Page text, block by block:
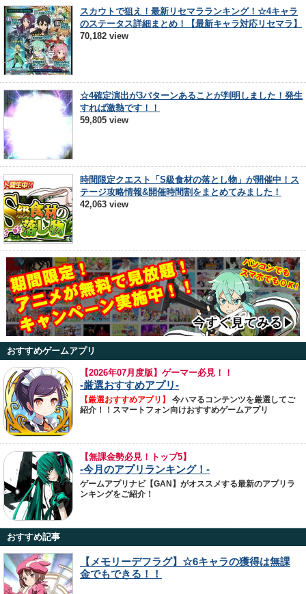
スカウトで狙え！最新リセマラランキング！☆4キャラ
のステータス詳細まとめ！【最新キャラ対応リセマラ】
70,182 view
☆4確定演出が3パターンあることが判明しました！発生
すれば激熱です！！
59,805 view
時間限定クエスト「S級食材の落とし物」が開催中！ス
テージ攻略情報&開催時間割をまとめてみました！
42,063 view
おすすめゲームアプリ
【2026年07月度版】ゲーマー必見！！
-厳選おすすめアプリ-
【厳選おすすめアプリ】
今ハマるコンテンツを厳選してご
紹介！！スマートフォン向けおすすめゲームアプリ
【無課金勢必見！トップ5】
-今月のアプリランキング！-
ゲームアプリナビ【GAN】がオススメする最新のアプリラ
ンキングをご紹介！
おすすめ記事
【メモリーデフラグ】☆6キャラの獲得は無課
金でもできる！！